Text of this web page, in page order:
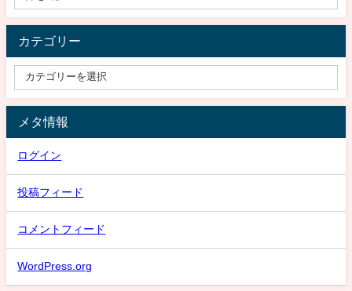
カテゴリー
メタ情報
ログイン
投稿フィード
コメントフィード
WordPress.org